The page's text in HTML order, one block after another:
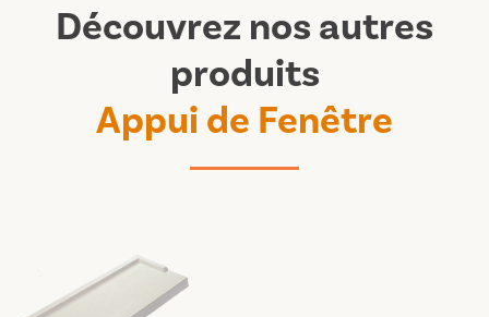
Découvrez nos autres
produits
Appui de Fenêtre